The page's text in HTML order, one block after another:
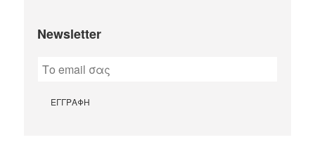
Newsletter